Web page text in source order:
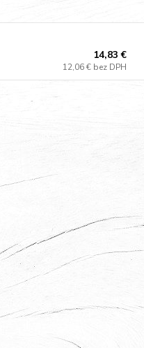
14,83 €
12,06 € bez DPH